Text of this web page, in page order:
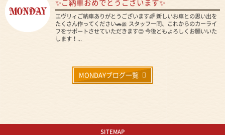
✨ご納車おめでとうございます✨
エヴリィご納車ありがとうございます🌈 新しいお車との思い出を
たくさん作ってください🚗🎀 スタッフ一同、これからのカーライ
フをサポートさせていただきます😊 今後ともよろしくお願いいた
します！...
MONDAYブログ一覧
SITEMAP